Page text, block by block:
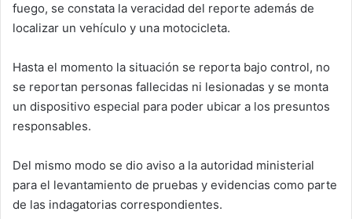
fuego, se constata la veracidad del reporte además de
localizar un vehículo y una motocicleta.
Hasta el momento la situación se reporta bajo control, no
se reportan personas fallecidas ni lesionadas y se monta
un dispositivo especial para poder ubicar a los presuntos
responsables.
Del mismo modo se dio aviso a la autoridad ministerial
para el levantamiento de pruebas y evidencias como parte
de las indagatorias correspondientes.